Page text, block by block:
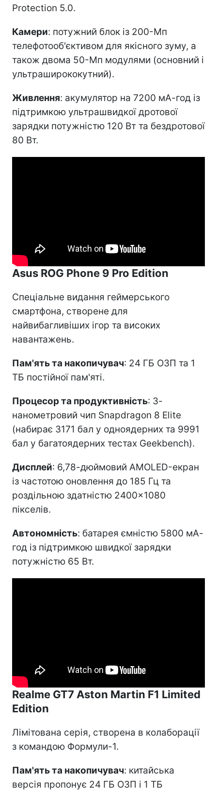
Protection 5.0.
Камери: потужний блок із 200-Мп
телефотооб'єктивом для якісного зуму, а
також двома 50-Мп модулями (основний і
ультраширококутний).
Живлення: акумулятор на 7200 мА-год із
підтримкою ультрашвидкої дротової
зарядки потужністю 120 Вт та бездротової
80 Вт.
Asus ROG Phone 9 Pro Edition
Спеціальне видання геймерського
смартфона, створене для
найвибагливіших ігор та високих
навантажень.
Пам'ять та накопичувач: 24 ГБ ОЗП та 1
ТБ постійної пам'яті.
Процесор та продуктивність: 3-
нанометровий чип Snapdragon 8 Elite
(набирає 3171 бал у одноядерних та 9991
бал у багатоядерних тестах Geekbench).
Дисплей: 6,78-дюймовий AMOLED-екран
із частотою оновлення до 185 Гц та
роздільною здатністю 2400×1080
пікселів.
Автономність: батарея ємністю 5800 мА-
год із підтримкою швидкої зарядки
потужністю 65 Вт.
Realme GT7 Aston Martin F1 Limited
Edition
Лімітована серія, створена в колаборації
з командою Формули-1.
Пам'ять та накопичувач: китайська
версія пропонує 24 ГБ ОЗП і 1 ТБ